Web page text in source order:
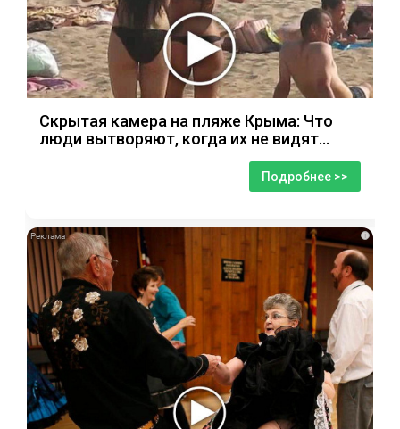
Скрытая камера на пляже Крыма: Что
люди вытворяют, когда их не видят...
Подробнее >>
i